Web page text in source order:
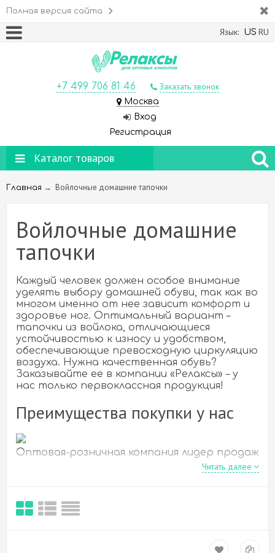
Полная версия сайта
Язык: US RU
+7 499 706 81 46 Заказать звонок
Москва
Вход
Регистрация
Каталог товаров
Главная → Войлочные домашние тапочки
Войлочные домашние
тапочки
Каждый человек должен особое внимание
уделять выбору домашней обуви, так как во
многом именно от нее зависит комфорт и
здоровье ног. Оптимальный вариант –
тапочки из войлока, отличающиеся
устойчивостью к износу и удобством,
обеспечивающие превосходную циркуляцию
воздуха. Нужна качественная обувь?
Заказывайте ее в компании «Релаксы» – у
нас только первоклассная продукция!
Преимущества покупки у нас
Оптовая-розничная компания лидер продаж
Трендовые товары массажеры тренажеры
Читать далее